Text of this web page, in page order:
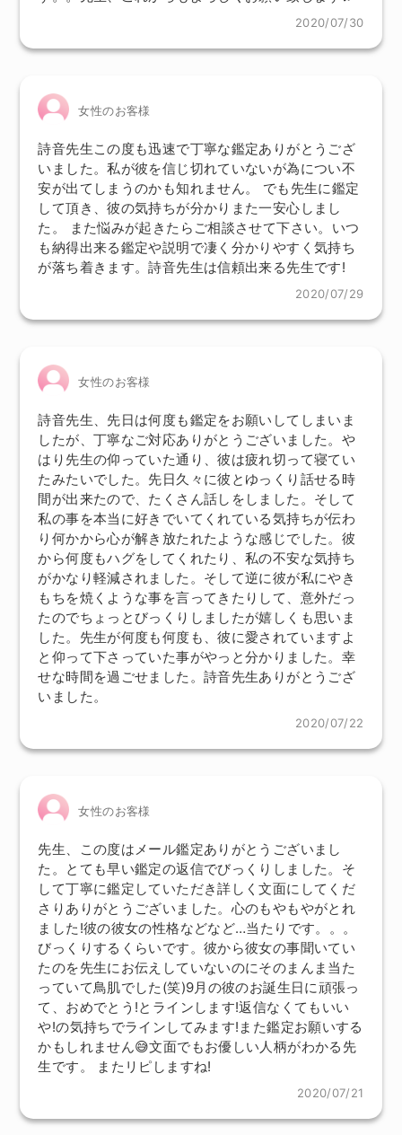
2020/07/30
女性のお客様
詩音先生この度も迅速で丁寧な鑑定ありがとうござ
いました。私が彼を信じ切れていないが為につい不
安が出てしまうのかも知れません。 でも先生に鑑定
して頂き、彼の気持ちが分かりまた一安心しまし
た。 また悩みが起きたらご相談させて下さい。いつ
も納得出来る鑑定や説明で凄く分かりやすく気持ち
が落ち着きます。詩音先生は信頼出来る先生です!
2020/07/29
女性のお客様
詩音先生、先日は何度も鑑定をお願いしてしまいま
したが、丁寧なご対応ありがとうございました。や
はり先生の仰っていた通り、彼は疲れ切って寝てい
たみたいでした。先日久々に彼とゆっくり話せる時
間が出来たので、たくさん話しをしました。そして
私の事を本当に好きでいてくれている気持ちが伝わ
り何かから心が解き放たれたような感じでした。彼
から何度もハグをしてくれたり、私の不安な気持ち
がかなり軽減されました。そして逆に彼が私にやき
もちを焼くような事を言ってきたりして、意外だっ
たのでちょっとびっくりしましたが嬉しくも思いま
した。先生が何度も何度も、彼に愛されていますよ
と仰って下さっていた事がやっと分かりました。幸
せな時間を過ごせました。詩音先生ありがとうござ
いました。
2020/07/22
女性のお客様
先生、この度はメール鑑定ありがとうございまし
た。とても早い鑑定の返信でびっくりしました。そ
して丁寧に鑑定していただき詳しく文面にしてくだ
さりありがとうございました。心のもやもやがとれ
ました!彼の彼女の性格などなど…当たりです。。。
びっくりするくらいです。彼から彼女の事聞いてい
たのを先生にお伝えしていないのにそのまんま当た
っていて鳥肌でした(笑)9月の彼のお誕生日に頑張っ
て、おめでとう!とラインします!返信なくてもいい
や!の気持ちでラインしてみます!また鑑定お願いする
かもしれません😅文面でもお優しい人柄がわかる先
生です。 またリピしますね!
2020/07/21